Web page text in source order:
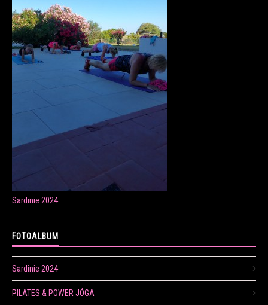
CENÍK
ONLINE LEKCE CVIČENÍ
Sardinie 2024
FOTOALBUM
Sardinie 2024
PILATES & POWER JÓGA